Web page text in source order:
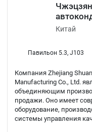
Китай
Павильон 5.3, J103
Компания Zhejiang
Manufacturing Co., Ltd.
объединяющим
продажи. Оно имеет
оборудование,
системы управления